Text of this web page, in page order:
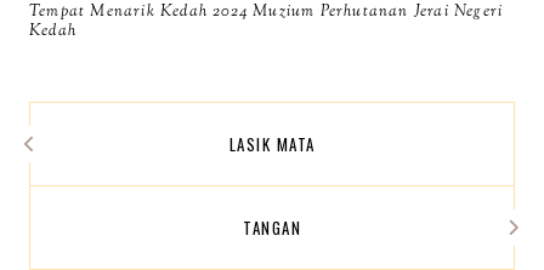
Tempat Menarik Kedah 2024 Muzium Perhutanan Jerai Negeri
Kedah
LASIK MATA
TANGAN